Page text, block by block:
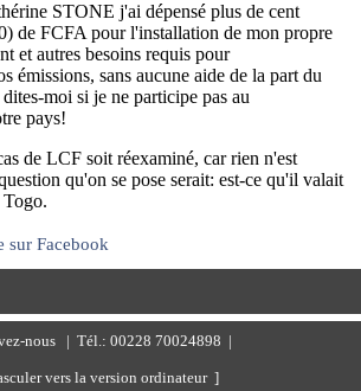
STONE j'ai dépensé plus de cent
de FCFA pour l'installation de mon propre
et autres besoins requis pour
émissions, sans aucune aide de la part du
moi si je ne participe pas au
pays!
de LCF soit réexaminé, car rien n'est
qu'on se pose serait: est-ce qu'il valait
Togo.
sur Facebook
nous | Tél.: 00228 70024898 |
vers la version ordinateur ]